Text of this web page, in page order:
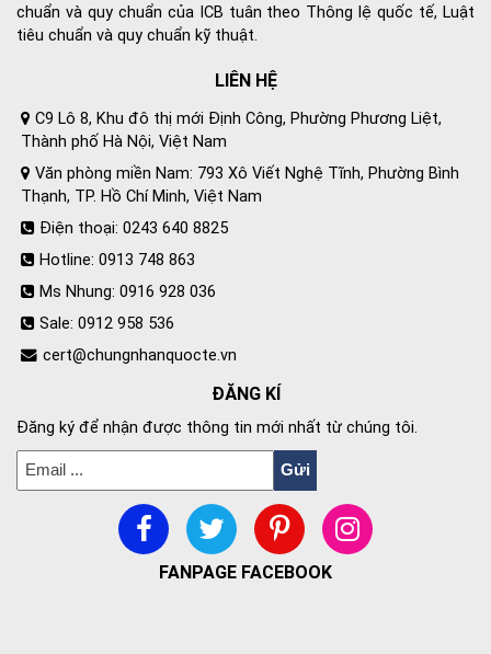
chuẩn và quy chuẩn của ICB tuân theo Thông lệ quốc tế, Luật
tiêu chuẩn và quy chuẩn kỹ thuật.
LIÊN HỆ
C9 Lô 8, Khu đô thị mới Định Công, Phường Phương Liệt,
Thành phố Hà Nội, Việt Nam
Văn phòng miền Nam: 793 Xô Viết Nghệ Tĩnh, Phường Bình
Thạnh, TP. Hồ Chí Minh, Việt Nam
Điện thoại: 0243 640 8825
Hotline: 0913 748 863
Ms Nhung: 0916 928 036
Sale: 0912 958 536
cert@chungnhanquocte.vn
ĐĂNG KÍ
Đăng ký để nhận được thông tin mới nhất từ chúng tôi.
FANPAGE FACEBOOK